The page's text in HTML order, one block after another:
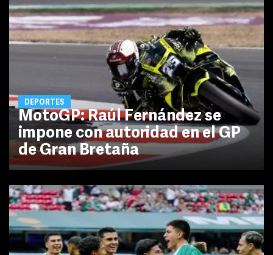
DEPORTES
MotoGP: Raúl Fernández se
impone con autoridad en el GP
de Gran Bretaña